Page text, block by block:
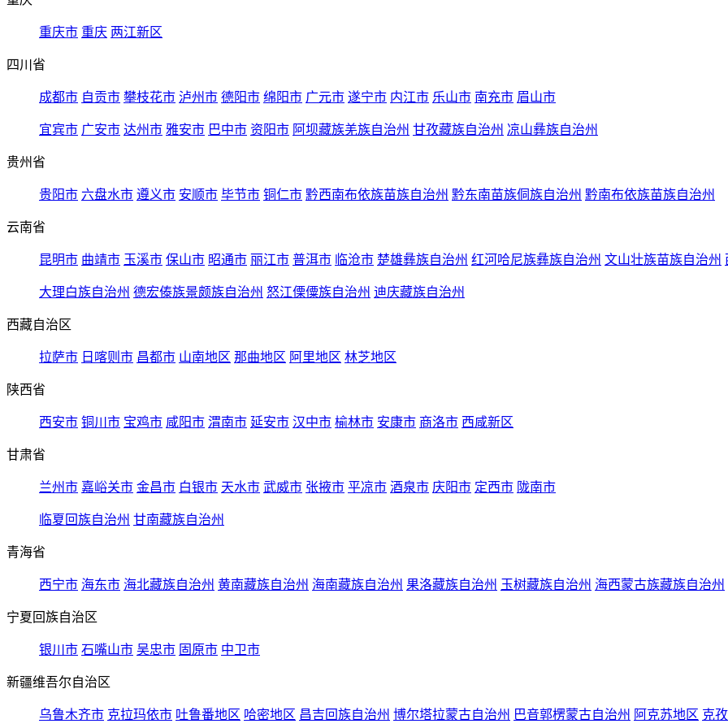
重庆市 重庆 两江新区
四川省
成都市 自贡市 攀枝花市 泸州市 德阳市 绵阳市 广元市 遂宁市 内江市 乐山市 南充市 眉山市
宜宾市 广安市 达州市 雅安市 巴中市 资阳市 阿坝藏族羌族自治州 甘孜藏族自治州 凉山彝族自治州
贵州省
贵阳市 六盘水市 遵义市 安顺市 毕节市 铜仁市 黔西南布依族苗族自治州 黔东南苗族侗族自治州 黔南布依族苗族自治州
云南省
昆明市 曲靖市 玉溪市 保山市 昭通市 丽江市 普洱市 临沧市 楚雄彝族自治州 红河哈尼族彝族自治州 文山壮族苗族自治州
大理白族自治州 德宏傣族景颇族自治州 怒江傈僳族自治州 迪庆藏族自治州
西藏自治区
拉萨市 日喀则市 昌都市 山南地区 那曲地区 阿里地区 林芝地区
陕西省
西安市 铜川市 宝鸡市 咸阳市 渭南市 延安市 汉中市 榆林市 安康市 商洛市 西咸新区
甘肃省
兰州市 嘉峪关市 金昌市 白银市 天水市 武威市 张掖市 平凉市 酒泉市 庆阳市 定西市 陇南市
临夏回族自治州 甘南藏族自治州
青海省
西宁市 海东市 海北藏族自治州 黄南藏族自治州 海南藏族自治州 果洛藏族自治州 玉树藏族自治州 海西蒙古族藏族自治州
宁夏回族自治区
银川市 石嘴山市 吴忠市 固原市 中卫市
新疆维吾尔自治区
乌鲁木齐市 克拉玛依市 吐鲁番地区 哈密地区 昌吉回族自治州 博尔塔拉蒙古自治州 巴音郭楞蒙古自治州 阿克苏地区 克